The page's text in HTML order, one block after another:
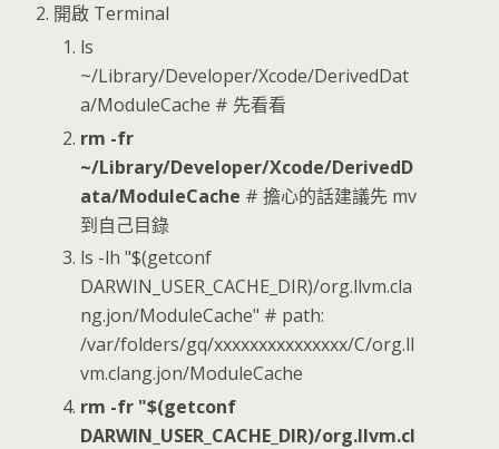
開啟 Terminal
ls
~/Library/Developer/Xcode/DerivedDat
a/ModuleCache # 先看看
rm -fr
~/Library/Developer/Xcode/DerivedD
ata/ModuleCache # 擔心的話建議先 mv
到自己目錄
ls -lh "$(getconf
DARWIN_USER_CACHE_DIR)/org.llvm.cla
ng.jon/ModuleCache" # path:
/var/folders/gq/xxxxxxxxxxxxxxx/C/org.ll
vm.clang.jon/ModuleCache
rm -fr "$(getconf
DARWIN_USER_CACHE_DIR)/org.llvm.cl